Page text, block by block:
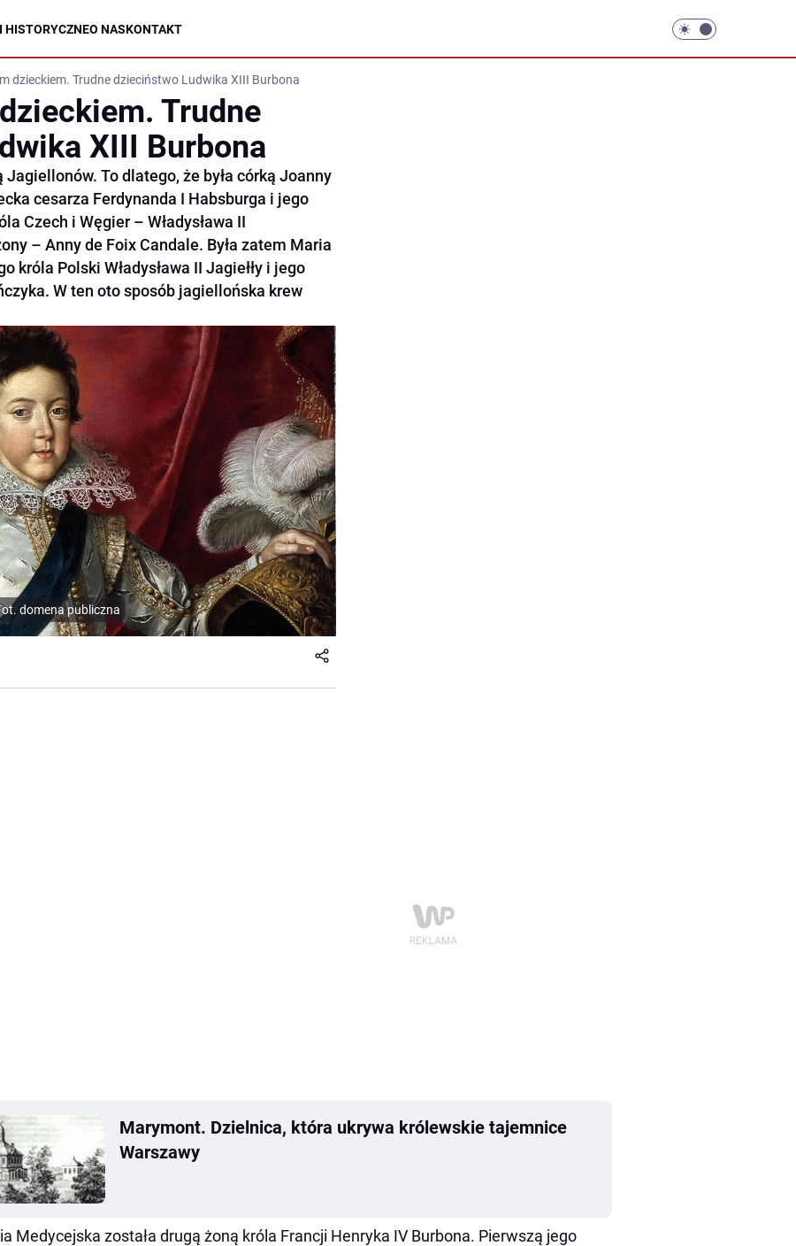
HISTORYCZNEO NASKONTAKT
dzieckiem. Trudne dzieciństwo Ludwika XIII Burbona
Trudne
XIII Burbona
To dlatego, że była córką Joanny
cesarza Ferdynanda I Habsburga i jego
Czech i Węgier – Władysława II
– Anny de Foix Candale. Była zatem Maria
króla Polski Władysława II Jagiełły i jego
W ten oto sposób jagiellońska krew
domena publiczna
Marymont. Dzielnica, która ukrywa królewskie tajemnice
Warszawy
Medycejska została drugą żoną króla Francji Henryka IV Burbona. Pierwszą jego